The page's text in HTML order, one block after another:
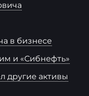
в бизнесе
и «Сибнефть»
другие активы